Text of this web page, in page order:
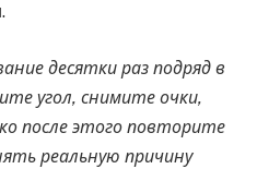
десятки раз подряд в
угол, снимите очки,
после этого повторите
реальную причину